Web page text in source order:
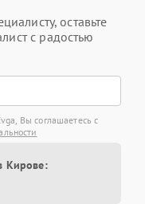
оставьте
с радостью
Вы соглашаетесь с
Кирове: